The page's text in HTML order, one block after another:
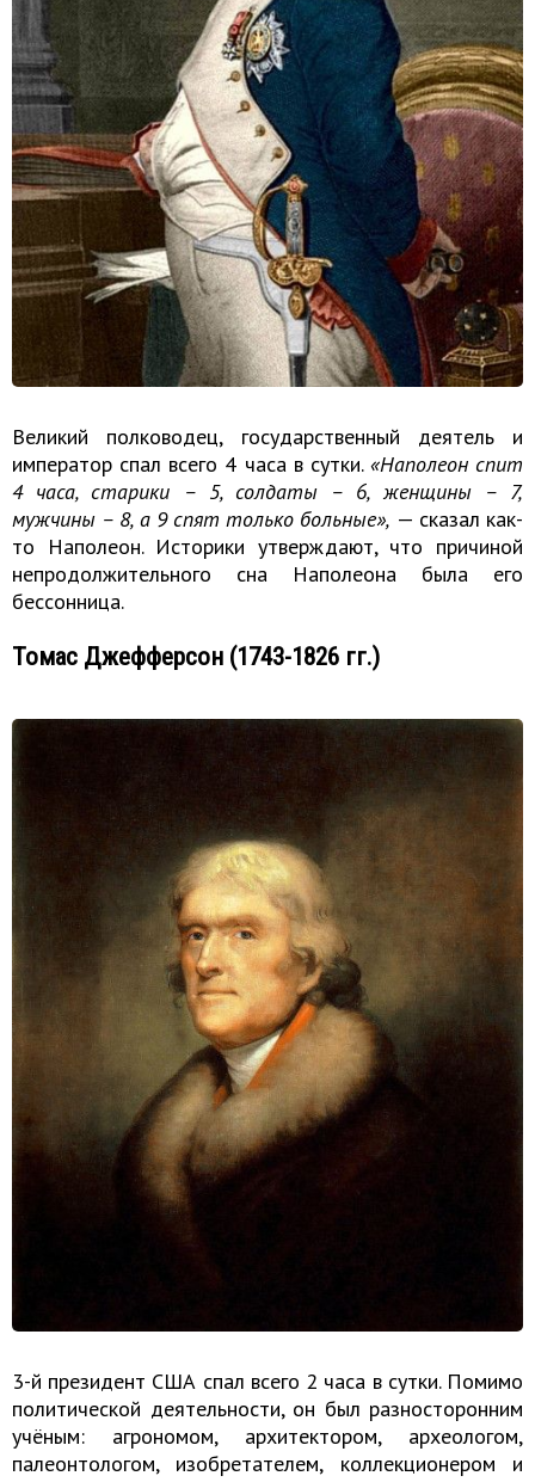
Великий полководец, государственный деятель и
император спал всего 4 часа в сутки. «Наполеон спит
4 часа, старики – 5, солдаты – 6, женщины – 7,
мужчины – 8, а 9 спят только больные», — сказал как-
то Наполеон. Историки утверждают, что причиной
непродолжительного сна Наполеона была его
бессонница.
Томас Джефферсон (1743-1826 гг.)
3-й президент США спал всего 2 часа в сутки. Помимо
политической деятельности, он был разносторонним
учёным: агрономом, архитектором, археологом,
палеонтологом, изобретателем, коллекционером и